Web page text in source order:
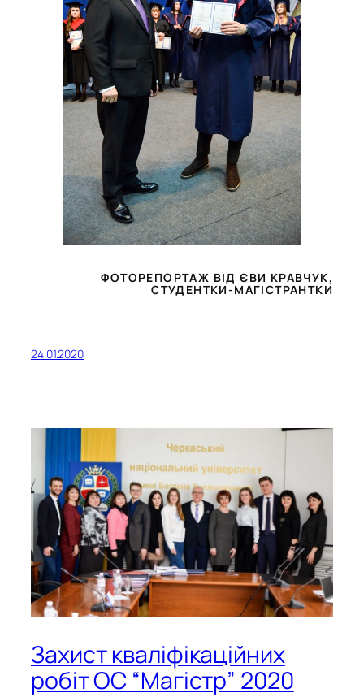
ФОТОРЕПОРТАЖ ВІД ЄВИ КРАВЧУК,
СТУДЕНТКИ-МАГІСТРАНТКИ
24.01.2020
Захист кваліфікаційних
робіт ОС “Магістр” 2020